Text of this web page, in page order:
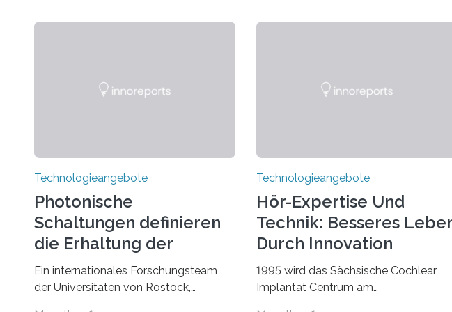
Technologieangebote
Photonische
Schaltungen definieren
die Erhaltung der
Quantenverschränkung
neu
Ein internationales Forschungsteam
der Universitäten von Rostock,
Technologieangebote
Hör-Expertise Und
Technik: Besseres
Durch Innovation
1995 wird das Sächsische Cochlear
Implantat Centrum am